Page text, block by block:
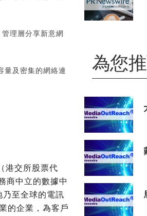
理層分享新意網
量及密集的網絡連
港交所股票代
商中立的數據中
至全球的電訊
的企業，為客戶
為您